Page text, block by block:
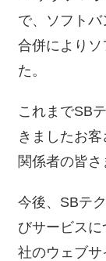
で、ソフト
合併によりソ
た。
これまでSB
きましたお客
関係者の皆さ
今後、SBテ
びサービス
社のウェブサ